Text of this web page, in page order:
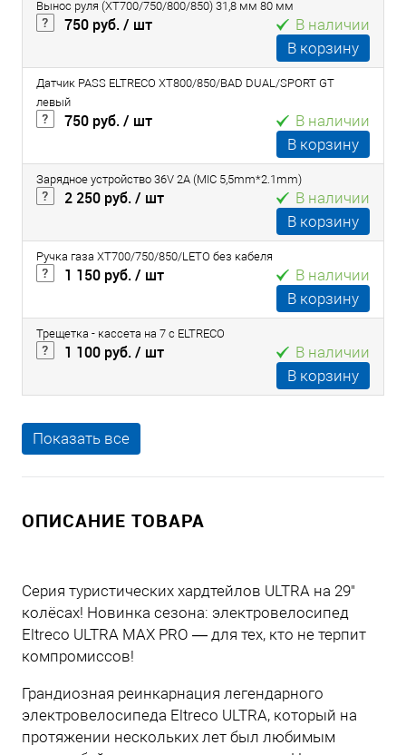
Вынос руля (ХТ700/750/800/850) 31,8 мм 80 мм
750 руб./ шт
В наличии
В корзину
Датчик PASS ELTRECO XT800/850/BAD DUAL/SPORT GT
левый
750 руб./ шт
В наличии
В корзину
Зарядное устройство 36V 2A (MIC 5,5mm*2.1mm)
2 250 руб./ шт
В наличии
В корзину
Ручка газа ХТ700/750/850/LETO без кабеля
1 150 руб./ шт
В наличии
В корзину
Трещетка - кассета на 7 с ELTRECO
1 100 руб./ шт
В наличии
В корзину
Показать все
ОПИСАНИЕ ТОВАРА
Серия туристических хардтейлов ULTRA на 29"
колёсах! Новинка сезона: электровелосипед
Eltreco ULTRA MAX PRO — для тех, кто не терпит
компромиссов!
Грандиозная реинкарнация легендарного
электровелосипеда Eltreco ULTRA, который на
протяжении нескольких лет был любимым